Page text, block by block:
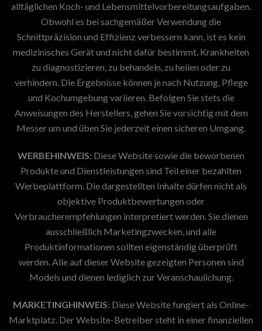
alltäglichen Koch- und Lebensmittelvorbereitungsaufgaben.
Obwohl es bei sachgemäßer Verwendung die
Schnittpräzision und Effizienz verbessern kann, ist es kein
medizinisches Gerät und nicht dafür bestimmt, Krankheiten
zu diagnostizieren, zu behandeln, zu heilen oder zu
verhindern. Die Ergebnisse können je nach Nutzung, Pflege
und Kochumgebung variieren. Befolgen Sie stets die
Anweisungen des Herstellers, gehen Sie vorsichtig mit dem
Messer um und üben Sie jederzeit einen sicheren Umgang.
WERBEHINWEIS: Diese Website sowie die beworbenen
Produkte und Dienstleistungen sind Teil einer bezahlten
Werbeplattform. Die dargestellten Inhalte dürfen nicht als
objektive Produktbewertungen oder
Verbraucherempfehlungen interpretiert werden. Sie dienen
ausschließlich Marketingzwecken, und alle
Produktinformationen sollten eigenständig überprüft
werden. Alle auf dieser Website gezeigten Personen sind
Models und dienen lediglich zur Veranschaulichung.
MARKETINGHINWEIS: Diese Website fungiert als Online-
Marktplatz. Der Website-Betreiber steht in einer finanziellen